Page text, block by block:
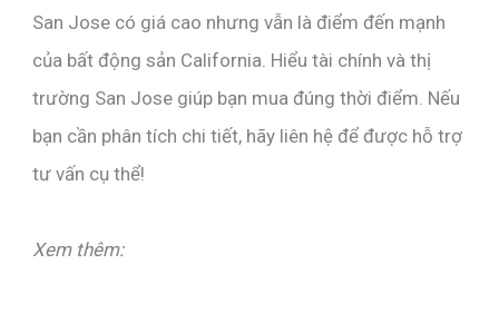
San Jose có giá cao nhưng vẫn là điểm đến mạnh
của bất động sản California. Hiểu tài chính và thị
trường San Jose giúp bạn mua đúng thời điểm. Nếu
bạn cần phân tích chi tiết, hãy liên hệ để được hỗ trợ
tư vấn cụ thể!
Xem thêm: